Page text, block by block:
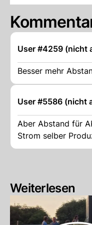
User #4259 (nicht
Besser mehr
User #5586 (nicht
Aber Abstand für
Strom selber
Weiterlesen